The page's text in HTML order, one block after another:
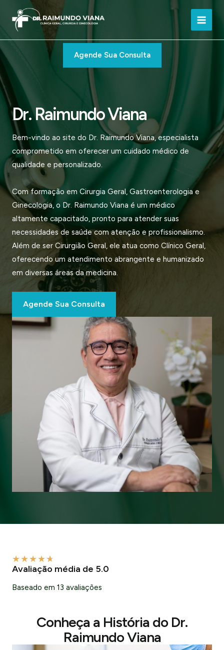
para
conteúdo
Main
Agende Sua Consulta
Dr. Raimundo Viana
Bem-vindo ao site do Dr. Raimundo Viana, especialista
comprometido em oferecer um cuidado médico de
qualidade e personalizado.
Com formação em Cirurgia Geral, Gastroenterologia e
Ginecologia, o Dr. Raimundo Viana é um médico
altamente capacitado, pronto para atender suas
necessidades de saúde com atenção e profissionalismo.
Além de ser Cirurgião Geral, ele atua como Clínico Geral,
oferecendo um atendimento abrangente e humanizado
em diversas áreas da medicina.
Agende Sua Consulta
★★★★★
Avaliação média de 5.0
Baseado em 13 avaliações
Conheça a História do Dr.
Raimundo Viana